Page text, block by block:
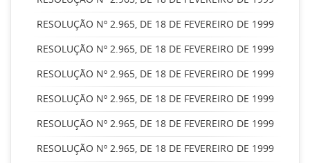
RESOLUÇÃO Nº 2.965, DE 18 DE FEVEREIRO DE 1999
RESOLUÇÃO Nº 2.965, DE 18 DE FEVEREIRO DE 1999
RESOLUÇÃO Nº 2.965, DE 18 DE FEVEREIRO DE 1999
RESOLUÇÃO Nº 2.965, DE 18 DE FEVEREIRO DE 1999
RESOLUÇÃO Nº 2.965, DE 18 DE FEVEREIRO DE 1999
RESOLUÇÃO Nº 2.965, DE 18 DE FEVEREIRO DE 1999